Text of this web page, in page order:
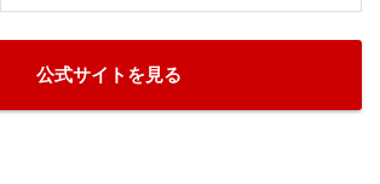
公式サイトを見る